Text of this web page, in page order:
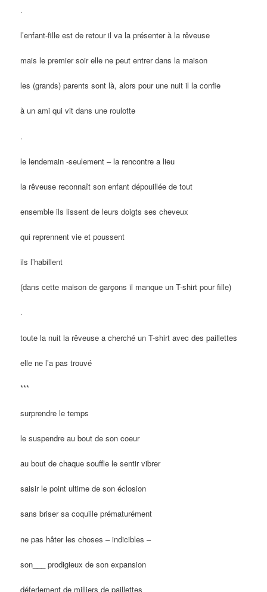
.
l’enfant-fille est de retour il va la présenter à la rêveuse
mais le premier soir elle ne peut entrer dans la maison
les (grands) parents sont là, alors pour une nuit il la confie
à un ami qui vit dans une roulotte
.
le lendemain -seulement – la rencontre a lieu
la rêveuse reconnaît son enfant dépouillée de tout
ensemble ils lissent de leurs doigts ses cheveux
qui reprennent vie et poussent
ils l’habillent
(dans cette maison de garçons il manque un T-shirt pour fille)
.
toute la nuit la rêveuse a cherché un T-shirt avec des paillettes
elle ne l’a pas trouvé
***
surprendre le temps
le suspendre au bout de son coeur
au bout de chaque souffle le sentir vibrer
saisir le point ultime de son éclosion
sans briser sa coquille prématurément
ne pas hâter les choses – indicibles –
son___ prodigieux de son expansion
déferlement de milliers de paillettes